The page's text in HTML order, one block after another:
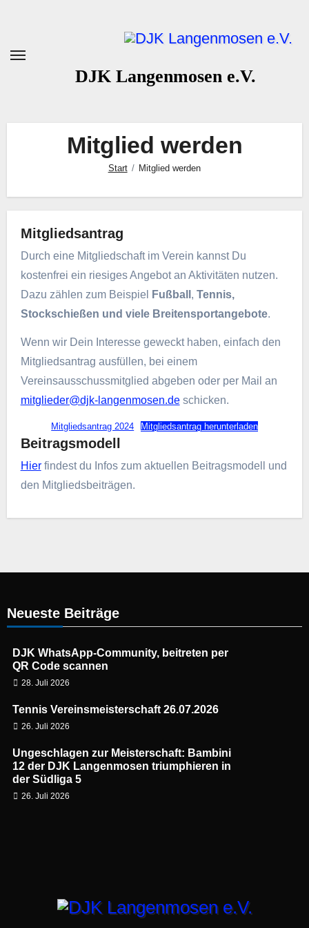
DJK Langenmosen e.V.
Mitglied werden
Start Mitglied werden
Mitgliedsantrag
Durch eine Mitgliedschaft im Verein kannst Du
kostenfrei ein riesiges Angebot an Aktivitäten nutzen.
Dazu zählen zum Beispiel
Fußball , Tennis,
Stockschießen und viele Breitensportangebote.
Wenn wir Dein Interesse geweckt haben, einfach den
Mitgliedsantrag ausfüllen, bei einem
Vereinsausschussmitglied abgeben oder per Mail an
mitglieder@djk-langenmosen.deschicken.
Mitgliedsantrag 2024 Mitgliedsantrag herunterladen
Beitragsmodell
Hierfindest du Infos zum aktuellen Beitragsmodell und
den Mitgliedsbeiträgen.
Neueste Beiträge
DJK WhatsApp-Community, beitreten per
QR Code scannen
28. Juli 2026
Tennis Vereinsmeisterschaft 26.07.2026
26. Juli 2026
Ungeschlagen zur Meisterschaft: Bambini
12 der DJK Langenmosen triumphieren in
der Südliga 5
26. Juli 2026